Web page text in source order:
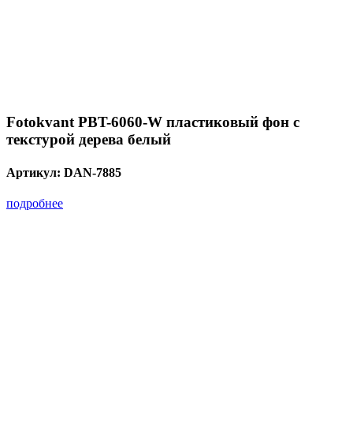
Fotokvant PBT-6060-W пластиковый фон с
текстурой дерева белый
Артикул: DAN-7885
подробнее